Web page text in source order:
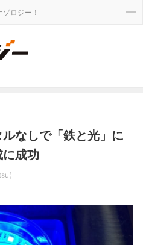
ロジー！
なしで「鉄と光」に
成功